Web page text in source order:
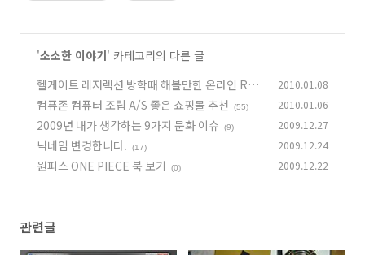
'소소한 이야기' 카테고리의 다른 글
헬게이트 레저렉션 방학때 해볼만한 온라인 RPG
게임
(7)
2010.01.08
컴퓨존 컴퓨터 조립 A/S 좋은 쇼핑몰 추천 (55) 2010.01.06
2009년 내가 생각하는 9가지 문화 이슈 (9) 2009.12.27
닉네임 변경합니다. (17) 2009.12.24
원피스 ONE PIECE 북 보기 (0) 2009.12.22
관련글